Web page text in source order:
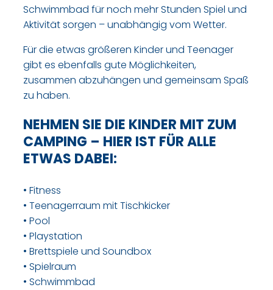
Schwimmbad für noch mehr Stunden Spiel und
Aktivität sorgen – unabhängig vom Wetter.
Für die etwas größeren Kinder und Teenager
gibt es ebenfalls gute Möglichkeiten,
zusammen abzuhängen und gemeinsam Spaß
zu haben.
NEHMEN SIE DIE KINDER MIT ZUM
CAMPING – HIER IST FÜR ALLE
ETWAS DABEI:
• Fitness
• Teenagerraum mit Tischkicker
• Pool
• Playstation
• Brettspiele und Soundbox
• Spielraum
• Schwimmbad